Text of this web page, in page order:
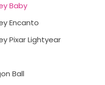
Baby
Encanto
Pixar Lightyear
Ball